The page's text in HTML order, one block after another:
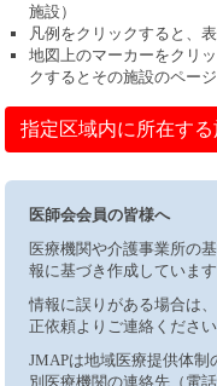
施設）
凡例をクリックすると、
地図上のマーカーをクリ
クするとその施設のペー
指定区域内に所在す
医師会会員の皆様へ
医療機関や介護事業所の
報に基づき作成しています
情報に誤りがある場合は
正依頼よりご連絡ください
JMAPは地域医療提供体
別医療機関の連絡先（電